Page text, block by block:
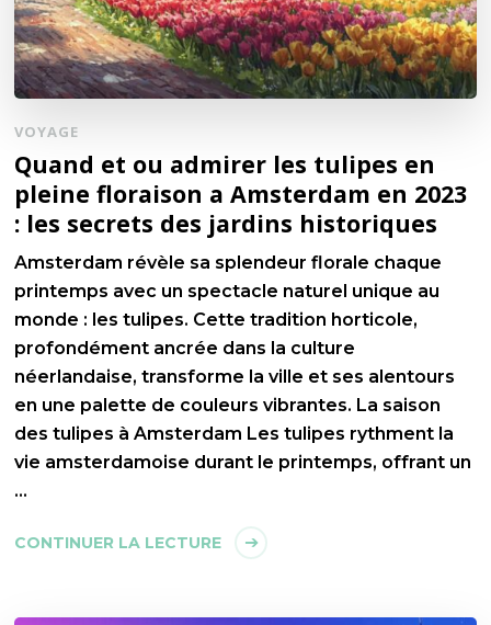
VOYAGE
Quand et ou admirer les tulipes en
pleine floraison a Amsterdam en 2023
: les secrets des jardins historiques
Amsterdam révèle sa splendeur florale chaque
printemps avec un spectacle naturel unique au
monde : les tulipes. Cette tradition horticole,
profondément ancrée dans la culture
néerlandaise, transforme la ville et ses alentours
en une palette de couleurs vibrantes. La saison
des tulipes à Amsterdam Les tulipes rythment la
vie amsterdamoise durant le printemps, offrant un
…
CONTINUER LA LECTURE